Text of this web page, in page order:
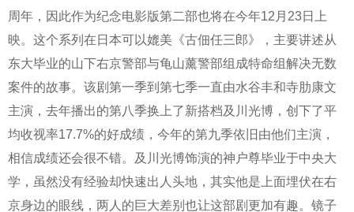
周年，因此作为纪念电影版第二部也将在今年12月23日上
映。这个系列在日本可以媲美《古佃任三郎》，主要讲述从
东大毕业的山下右京警部与龟山薰警部组成特命组解决无数
案件的故事。该剧第一季到第七季一直由水谷丰和寺肋康文
主演，去年播出的第八季换上了新搭档及川光博，创下了平
均收视率17.7%的好成绩，今年的第九季依旧由他们主演，
相信成绩还会很不错。及川光博饰演的神户尊毕业于中央大
学，虽然没有经验却快速出人头地，其实他是上面埋伏在右
京身边的眼线，两人的巨大差别也让这部剧更加有趣。 镜子